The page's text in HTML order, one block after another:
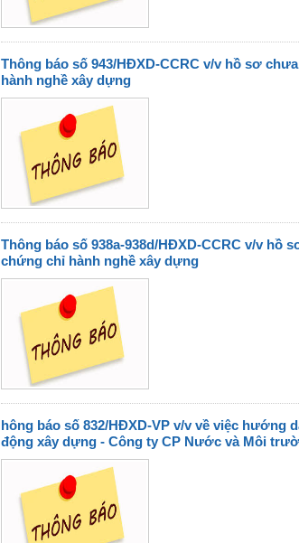
Thông báo số 943/HĐXD-CCRC v/v hồ sơ
hành nghề xây dựng
Thông báo số 938a-938d/HĐXD-CCRC v/v hồ
chứng chỉ hành nghề xây dựng
hông báo số 832/HĐXD-VP v/v về việc hướng
động xây dựng - Công ty CP Nước và Môi